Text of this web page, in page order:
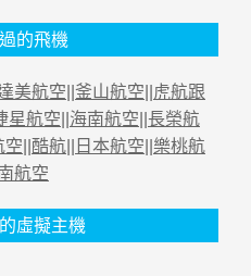
的飛機
美航空 釜山航空
虎航跟
星航空 海南航空 長榮航
空 酷航 日本航空 樂桃航
航空
虛擬主機